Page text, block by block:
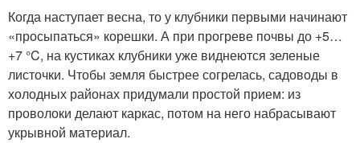
Когда наступает весна, то у клубники первыми начинают
«просыпаться» корешки. А при прогреве почвы до +5…
+7 °C, на кустиках клубники уже виднеются зеленые
листочки. Чтобы земля быстрее согрелась, садоводы в
холодных районах придумали простой прием: из
проволоки делают каркас, потом на него набрасывают
укрывной материал.